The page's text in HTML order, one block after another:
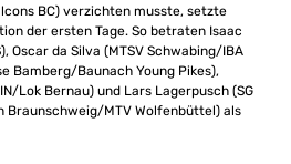
BC) verzichten musste, setzte
der ersten Tage. So betraten Isaac
Oscar da Silva (MTSV Schwabing/IBA
Bamberg/Baunach Young Pikes),
Lok Bernau) und Lars Lagerpusch (SG
MTV Wolfenbüttel) als